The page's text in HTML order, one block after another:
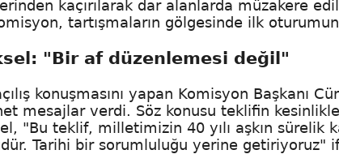
kaçırılarak dar alanlarda müzakere
tartışmaların gölgesinde ilk
"Bir af düzenlemesi değil"
konuşmasını yapan Komisyon Başkanı
mesajlar verdi. Söz konusu teklifin
"Bu teklif, milletimizin 40 yılı aşkın sürelik
Tarihi bir sorumluluğu yerine getiriyoruz"